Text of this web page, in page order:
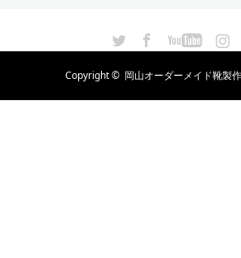
Instagram
Copyright © 岡山オーダーメイド靴製